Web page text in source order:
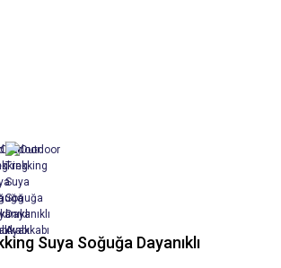
Suya Soğuğa Dayanıklı